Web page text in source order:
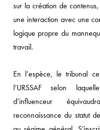
sur la création de
une interaction avec une
logique propre du
travail.
En l’espèce, le tribunal
l’URSSAF selon
d’influenceur
reconnaissance du statut